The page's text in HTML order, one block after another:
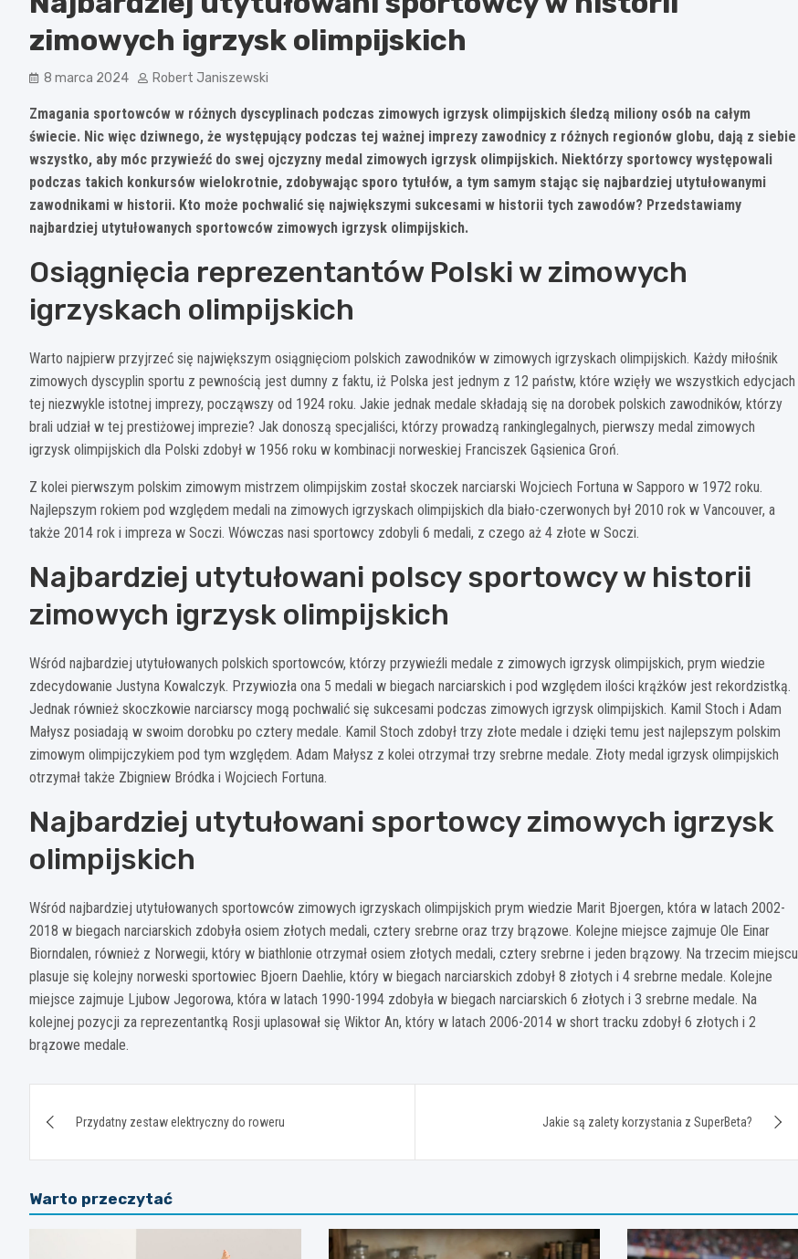
zimowych igrzysk olimpijskich
8 marca 2024 Robert Janiszewski
Zmagania sportowców w różnych dyscyplinach podczas zimowych igrzysk olimpijskich śledzą miliony osób na całym
świecie. Nic więc dziwnego, że występujący podczas tej ważnej imprezy zawodnicy z różnych regionów globu, dają z siebie
wszystko, aby móc przywieźć do swej ojczyzny medal zimowych igrzysk olimpijskich. Niektórzy sportowcy występowali
podczas takich konkursów wielokrotnie, zdobywając sporo tytułów, a tym samym stając się najbardziej utytułowanymi
zawodnikami w historii. Kto może pochwalić się największymi sukcesami w historii tych zawodów? Przedstawiamy
najbardziej utytułowanych sportowców zimowych igrzysk olimpijskich.
Osiągnięcia reprezentantów Polski w zimowych
igrzyskach olimpijskich
Warto najpierw przyjrzeć się największym osiągnięciom polskich zawodników w zimowych igrzyskach olimpijskich. Każdy miłośnik
zimowych dyscyplin sportu z pewnością jest dumny z faktu, iż Polska jest jednym z 12 państw, które wzięły we wszystkich edycjach
tej niezwykle istotnej imprezy, począwszy od 1924 roku. Jakie jednak medale składają się na dorobek polskich zawodników, którzy
brali udział w tej prestiżowej imprezie? Jak donoszą specjaliści, którzy prowadzą rankinglegalnych, pierwszy medal zimowych
igrzysk olimpijskich dla Polski zdobył w 1956 roku w kombinacji norweskiej Franciszek Gąsienica Groń.
Z kolei pierwszym polskim zimowym mistrzem olimpijskim został skoczek narciarski Wojciech Fortuna w Sapporo w 1972 roku.
Najlepszym rokiem pod względem medali na zimowych igrzyskach olimpijskich dla biało-czerwonych był 2010 rok w Vancouver, a
także 2014 rok i impreza w Soczi. Wówczas nasi sportowcy zdobyli 6 medali, z czego aż 4 złote w Soczi.
Najbardziej utytułowani polscy sportowcy w historii
zimowych igrzysk olimpijskich
Wśród najbardziej utytułowanych polskich sportowców, którzy przywieźli medale z zimowych igrzysk olimpijskich, prym wiedzie
zdecydowanie Justyna Kowalczyk. Przywiozła ona 5 medali w biegach narciarskich i pod względem ilości krążków jest rekordzistką.
Jednak również skoczkowie narciarscy mogą pochwalić się sukcesami podczas zimowych igrzysk olimpijskich. Kamil Stoch i Adam
Małysz posiadają w swoim dorobku po cztery medale. Kamil Stoch zdobył trzy złote medale i dzięki temu jest najlepszym polskim
zimowym olimpijczykiem pod tym względem. Adam Małysz z kolei otrzymał trzy srebrne medale. Złoty medal igrzysk olimpijskich
otrzymał także Zbigniew Bródka i Wojciech Fortuna.
Najbardziej utytułowani sportowcy zimowych igrzysk
olimpijskich
Wśród najbardziej utytułowanych sportowców zimowych igrzyskach olimpijskich prym wiedzie Marit Bjoergen, która w latach 2002-
2018 w biegach narciarskich zdobyła osiem złotych medali, cztery srebrne oraz trzy brązowe. Kolejne miejsce zajmuje Ole Einar
Biorndalen, również z Norwegii, który w biathlonie otrzymał osiem złotych medali, cztery srebrne i jeden brązowy. Na trzecim miejscu
plasuje się kolejny norweski sportowiec Bjoern Daehlie, który w biegach narciarskich zdobył 8 złotych i 4 srebrne medale. Kolejne
miejsce zajmuje Ljubow Jegorowa, która w latach 1990-1994 zdobyła w biegach narciarskich 6 złotych i 3 srebrne medale. Na
kolejnej pozycji za reprezentantką Rosji uplasował się Wiktor An, który w latach 2006-2014 w short tracku zdobył 6 złotych i 2
brązowe medale.
wpisuPrzydatny zestaw elektryczny do roweru Jakie są zalety korzystania z SuperBeta?
Warto przeczytać